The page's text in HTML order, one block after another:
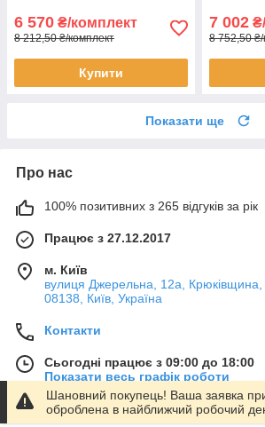
6 570 ₴/комплект
8 212,50 ₴/комплект
Купити
7 002
8 752,50 ₴/
Показати ще
Про нас
100% позитивних з 265 відгуків за рік
Працює з 27.12.2017
м. Київ
вулиця Джерельна, 12а, Крюківщина,
08138, Київ, Україна
Контакти
Сьогодні працює з 09:00 до 18:00
Показати весь графік роботи
Шановний покупець! Ваша заявка
оброблена в найближчий робочий